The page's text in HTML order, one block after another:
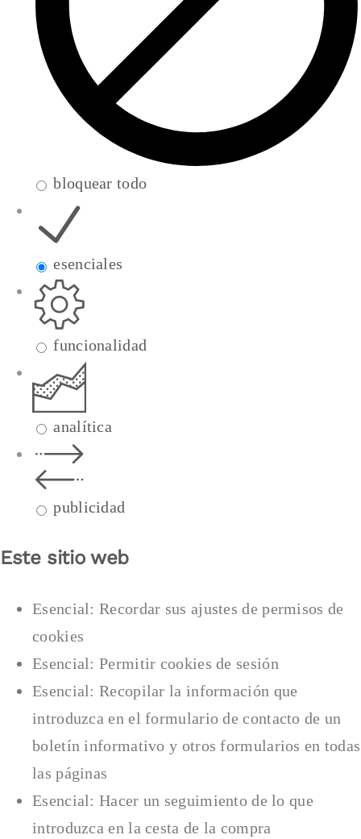
bloquear todo
esenciales
funcionalidad
analítica
publicidad
Este sitio web
Esencial: Recordar sus ajustes de permisos de
cookies
Esencial: Permitir cookies de sesión
Esencial: Recopilar la información que
introduzca en el formulario de contacto de un
boletín informativo y otros formularios en todas
las páginas
Esencial: Hacer un seguimiento de lo que
introduzca en la cesta de la compra